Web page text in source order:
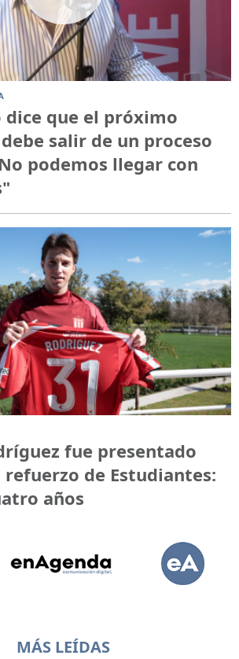
dice que el próximo
salir de un proceso
podemos llegar con
fue presentado
de Estudiantes:
años
MÁS LEÍDAS